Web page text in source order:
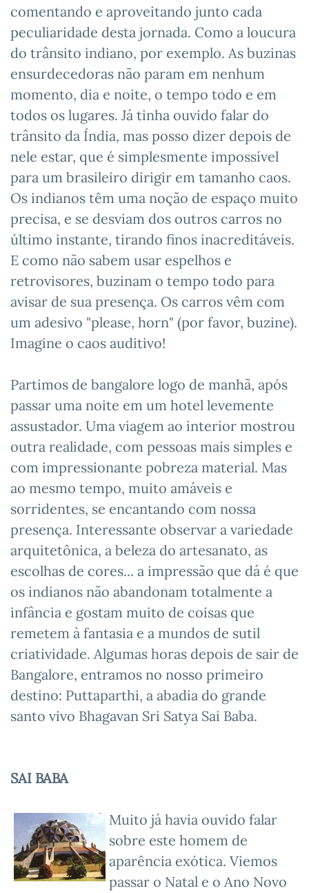
comentando e aproveitando junto cada
peculiaridade desta jornada. Como a loucura
do trânsito indiano, por exemplo. As buzinas
ensurdecedoras não param em nenhum
momento, dia e noite, o tempo todo e em
todos os lugares. Já tinha ouvido falar do
trânsito da Índia, mas posso dizer depois de
nele estar, que é simplesmente impossível
para um brasileiro dirigir em tamanho caos.
Os indianos têm uma noção de espaço muito
precisa, e se desviam dos outros carros no
último instante, tirando finos inacreditáveis.
E como não sabem usar espelhos e
retrovisores, buzinam o tempo todo para
avisar de sua presença. Os carros vêm com
um adesivo "please, horn" (por favor, buzine).
Imagine o caos auditivo!
Partimos de bangalore logo de manhã, após
passar uma noite em um hotel levemente
assustador. Uma viagem ao interior mostrou
outra realidade, com pessoas mais simples e
com impressionante pobreza material. Mas
ao mesmo tempo, muito amáveis e
sorridentes, se encantando com nossa
presença. Interessante observar a variedade
arquitetônica, a beleza do artesanato, as
escolhas de cores... a impressão que dá é que
os indianos não abandonam totalmente a
infância e gostam muito de coisas que
remetem à fantasia e a mundos de sutil
criatividade. Algumas horas depois de sair de
Bangalore, entramos no nosso primeiro
destino: Puttaparthi, a abadia do grande
santo vivo Bhagavan Sri Satya Sai Baba.
SAI BABA
Muito já havia ouvido falar
sobre este homem de
aparência exótica. Viemos
passar o Natal e o Ano Novo